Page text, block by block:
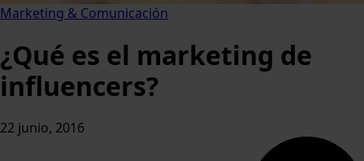
Marketing & Comunicación
¿Qué es el marketing de
influencers?
22 junio, 2016